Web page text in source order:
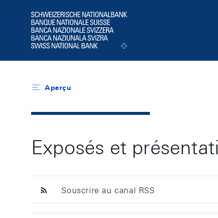
Logo
Aperçu
Exposés et
Souscrire au canal RSS